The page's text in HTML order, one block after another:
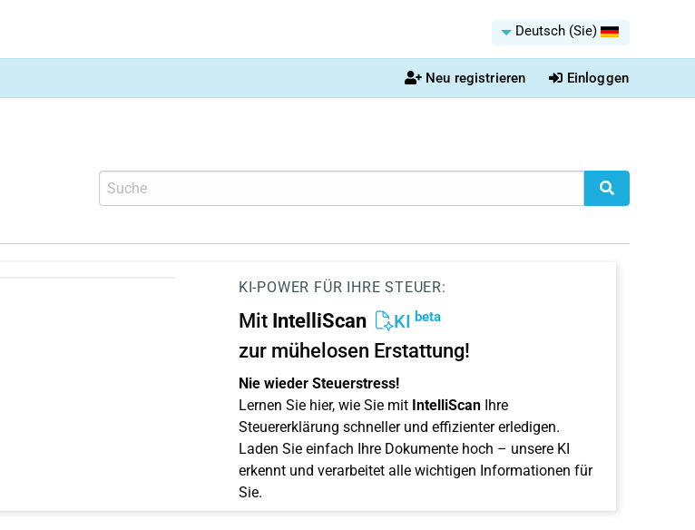
Deutsch (Sie)
Neu registrieren Einloggen
KI-POWER FÜR IHRE STEUER:
Mit IntelliScan KI beta
zur mühelosen Erstattung!
Nie wieder Steuerstress!
Lernen Sie hier, wie Sie mit IntelliScanIhre
Steuererklärung schneller und effizienter erledigen.
Laden Sie einfach Ihre Dokumente hoch – unsere KI
erkennt und verarbeitet alle wichtigen Informationen für
Sie.